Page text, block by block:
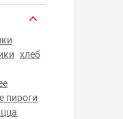
хлеб
пироги